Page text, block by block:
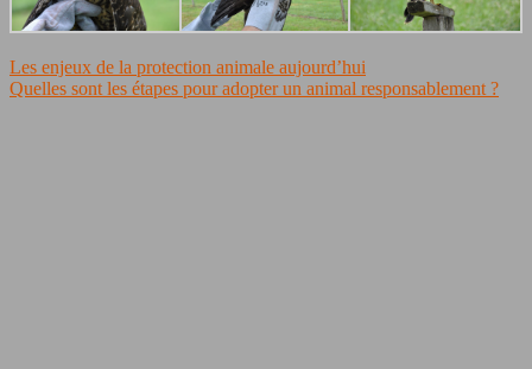
Les enjeux de la protection animale aujourd’hui
Quelles sont les étapes pour adopter un animal responsablement ?